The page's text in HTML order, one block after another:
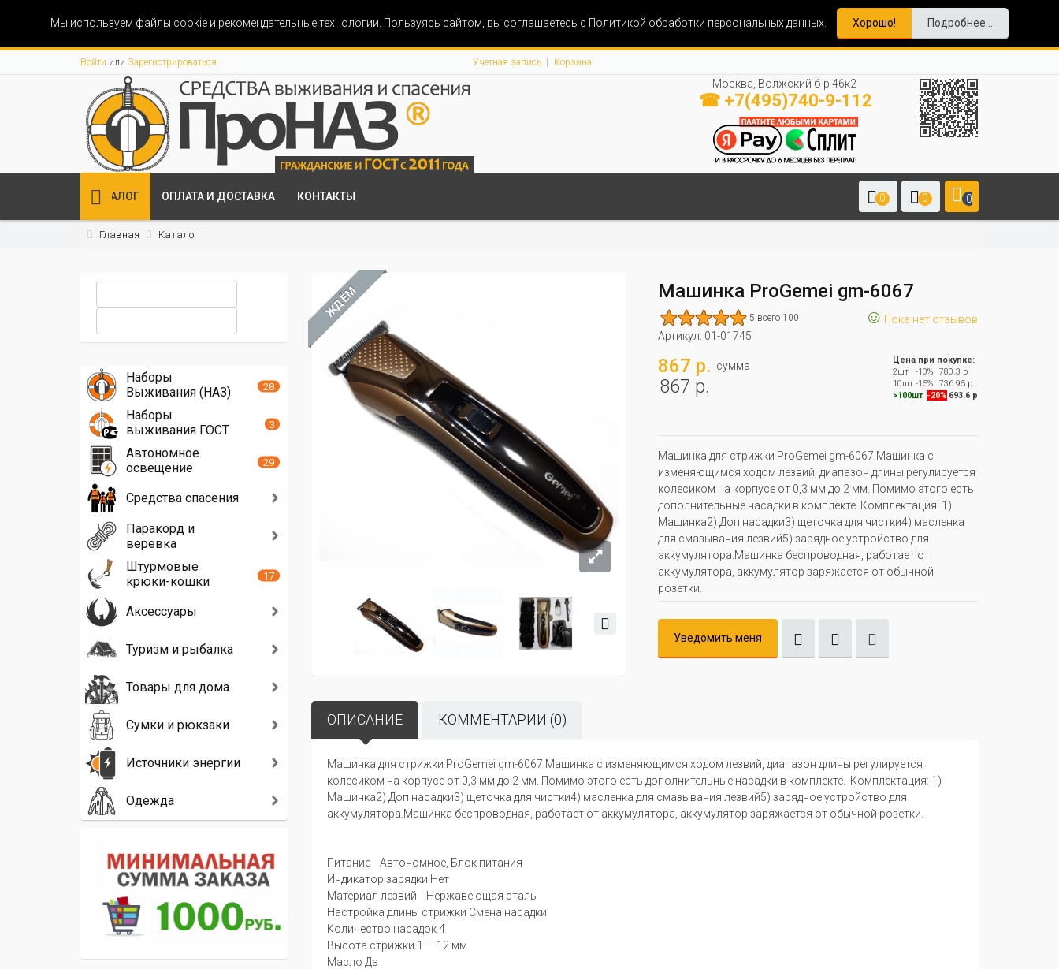
Мы используем файлы cookie и рекомендательные технологии. Пользуясь сайтом, вы соглашаетесь с Политикой обработки персональных данных. Хорошо! Подробнее...
Войти или Зарегистрироваться Учетная запись Корзина
Москва, Волжский б-р 46к2
☎ +7(495)740-9-112
КАТАЛОГ ОПЛАТА И ДОСТАВКА КОНТАКТЫ 0 0 0
Главная Каталог
ЖДЁМ Машинка ProGemei gm-6067
5 всего 100 ☺ Пока нет отзывов
Артикул: 01-01745
867 р. сумма
867 р.
Цена при покупке:
2шт
-10%
780.3 р
10шт -15%
736.95 р
>100шт -20% 693.6 р
Машинка для стрижки ProGemei gm-6067.Машинка с
изменяющимся ходом лезвий, диапазон длины регулируется
колесиком на корпусе от 0,3 мм до 2 мм. Помимо этого есть
дополнительные насадки в комплекте. Комплектация: 1)
Машинка2) Доп насадки3) щеточка для чистки4) масленка
для смазывания лезвий5) зарядное устройство для
аккумулятора.Машинка беспроводная, работает от
аккумулятора, аккумулятор заряжается от обычной
розетки.
Уведомить меня
ОПИСАНИЕ КОММЕНТАРИИ (0)
Машинка для стрижки ProGemei gm-6067.Машинка с изменяющимся ходом лезвий, диапазон длины регулируется
колесиком на корпусе от 0,3 мм до 2 мм. Помимо этого есть дополнительные насадки в комплекте. Комплектация: 1)
Машинка2) Доп насадки3) щеточка для чистки4) масленка для смазывания лезвий5) зарядное устройство для
аккумулятора.Машинка беспроводная, работает от аккумулятора, аккумулятор заряжается от обычной розетки.
Питание Автономное, Блок питания
Индикатор зарядки Нет
Материал лезвий Нержавеющая сталь
Настройка длины стрижки Смена насадки
Количество насадок 4
Высота стрижки 1 — 12 мм
Масло Да
Наборы
Выживания (НАЗ)
28
Наборы
выживания ГОСТ
3
Автономное
освещение
29
Средства спасения
Паракорд и
верёвка
Штурмовые
крюки-кошки
17
Аксессуары
Туризм и рыбалка
Товары для дома
Сумки и рюкзаки
Источники энергии
Одежда